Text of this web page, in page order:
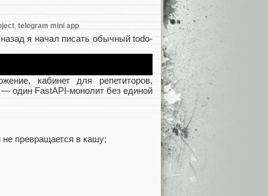
telegram mini app
я начал писать обычный todo-
кабинет для репетиторов,
один FastAPI-монолит без единой
не превращается в кашу;